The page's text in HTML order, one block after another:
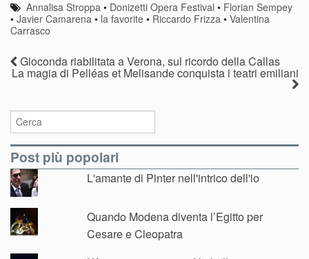
Annalisa Stroppa • Donizetti Opera Festival • Florian Sempey
• Javier Camarena • la favorite • Riccardo Frizza • Valentina
Carrasco
Gioconda riabilitata a Verona, sul ricordo della Callas
La magia di Pelléas et Melisande conquista i teatri emiliani
Post più popolari
L'amante di Pinter nell'intrico dell'io
Quando Modena diventa l’Egitto per
Cesare e Cleopatra